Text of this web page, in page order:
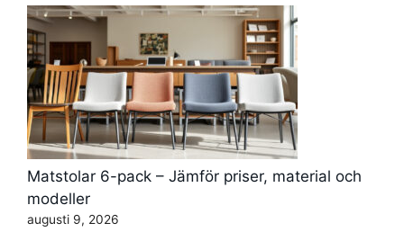
Matstolar 6-pack – Jämför priser, material och
modeller
augusti 9, 2026